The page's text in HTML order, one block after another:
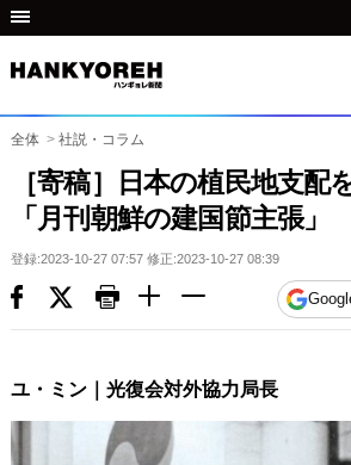
他
国
の
サ
ト
の
リ
ク
다
른
全体 > 社説・コラム
［寄稿］日本の植民地支配
「月刊朝鮮の建国節主張」
登録:2023-10-27 07:57 修正:2023-10-27 08:39
ユ・ミン｜光復会対外協力局長